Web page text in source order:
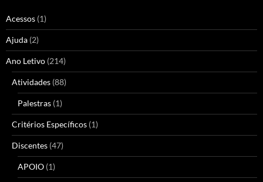
Acessos (1)
Ajuda (2)
Ano Letivo (214)
Atividades (88)
Palestras (1)
Critérios Específicos (1)
Discentes (47)
APOIO (1)